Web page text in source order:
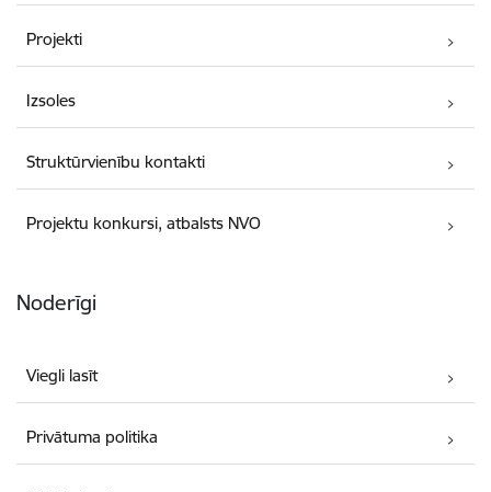
Projekti
Izsoles
Struktūrvienību kontakti
Projektu konkursi, atbalsts NVO
Noderīgi
Viegli lasīt
Privātuma politika